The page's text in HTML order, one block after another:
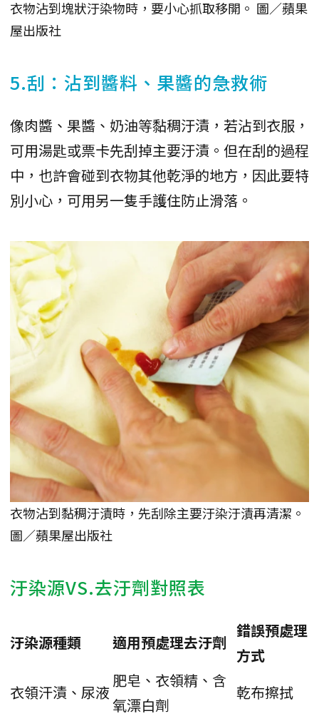
衣物沾到塊狀汙染物時，要小心抓取移開。 圖／蘋果
屋出版社
5.刮：沾到醬料、果醬的急救術
像肉醬、果醬、奶油等黏稠汙漬，若沾到衣服，
可用湯匙或票卡先刮掉主要汙漬。但在刮的過程
中，也許會碰到衣物其他乾淨的地方，因此要特
別小心，可用另一隻手護住防止滑落。
衣物沾到黏稠汙漬時，先刮除主要汙染汙漬再清潔。
圖／蘋果屋出版社
汙染源VS.去汙劑對照表
汙染源種類 適用預處理去汙劑
錯誤預處理
方式
衣領汗漬、尿液
肥皂、衣領精、含
氧漂白劑
乾布擦拭